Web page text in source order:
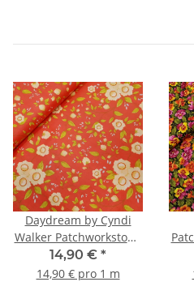
Daydream by Cyndi
Walker Patchworkstoffe
Blumen orange, natur,
kiwi
14,90 € *
14,90 € pro 1 m